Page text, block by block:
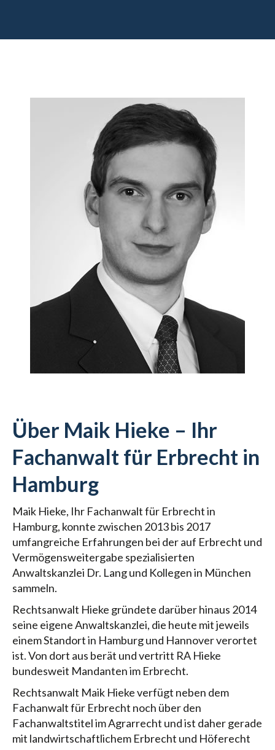
Über Maik Hieke – Ihr
Fachanwalt für Erbrecht in
Hamburg
Maik Hieke, Ihr Fachanwalt für Erbrecht in
Hamburg, konnte zwischen 2013 bis 2017
umfangreiche Erfahrungen bei der auf Erbrecht und
Vermögensweitergabe spezialisierten
Anwaltskanzlei Dr. Lang und Kollegen in München
sammeln.
Rechtsanwalt Hieke gründete darüber hinaus 2014
seine eigene Anwaltskanzlei, die heute mit jeweils
einem Standort in Hamburg und Hannover verortet
ist. Von dort aus berät und vertritt RA Hieke
bundesweit Mandanten im Erbrecht.
Rechtsanwalt Maik Hieke verfügt neben dem
Fachanwalt für Erbrecht noch über den
Fachanwaltstitel im Agrarrecht und ist daher gerade
mit landwirtschaftlichem Erbrecht und Höferecht